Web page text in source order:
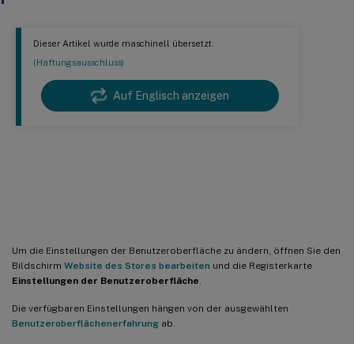
Dieser Artikel wurde maschinell übersetzt.
(Haftungsausschluss)
Auf Englisch anzeigen
Um die Einstellungen der Benutzeroberfläche zu ändern, öffnen Sie den
Bildschirm Website des Stores bearbeiten und die Registerkarte
Einstellungen der Benutzeroberfläche
Die verfügbaren Einstellungen hängen von der ausgewählten
Benutzeroberflächenerfahrung ab.